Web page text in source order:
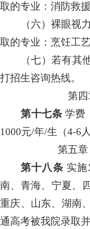
取的专业：消防救
（六）裸眼视
取的专业：烹饪工
（七）若有其
打招生咨询热线。
第四
第十七条 学费
1000元/年/生（4-6
第五章
第十八条 实
南、青海、宁夏、
重庆、山东、湖南
通高考被我院录取